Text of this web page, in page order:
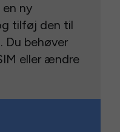
ny
tilføj den til
Du behøver
eller ændre